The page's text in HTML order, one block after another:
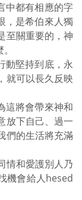
中都有相應的字
，是希伯來人獨
至關重要的，神
動堅持到底，永
就可以長久反映
這將會帶來神和
放下自己、過一
們的生活將充滿
情和愛護別人乃
機會給人hesed